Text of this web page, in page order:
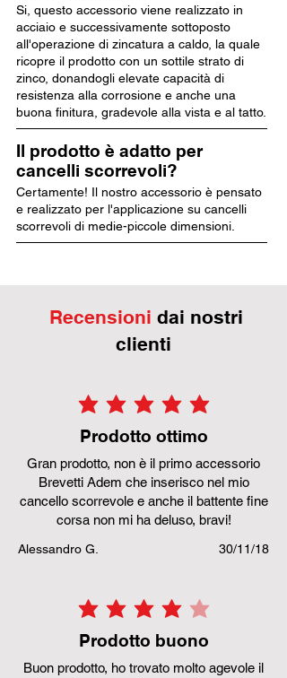
Si, questo accessorio viene realizzato in
acciaio e successivamente sottoposto
all'operazione di zincatura a caldo, la quale
ricopre il prodotto con un sottile strato di
zinco, donandogli elevate capacità di
resistenza alla corrosione e anche una
buona finitura, gradevole alla vista e al tatto.
Il prodotto è adatto per
cancelli scorrevoli?
Certamente! Il nostro accessorio è pensato
e realizzato per l'applicazione su cancelli
scorrevoli di medie-piccole dimensioni.
Recensioni dai nostri
clienti
la valutazione media è 5 su
Prodotto ottimo
Gran prodotto, non è il primo accessorio
Brevetti Adem che inserisco nel mio
cancello scorrevole e anche il battente fine
corsa non mi ha deluso, bravi!
Alessandro G. 30/11/18
la valutazione media è 4 su
Prodotto buono
Buon prodotto, ho trovato molto agevole il